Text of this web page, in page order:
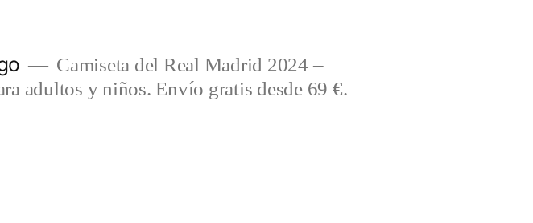
Camiseta del Real Madrid 2024 –
adultos y niños. Envío gratis desde 69 €.